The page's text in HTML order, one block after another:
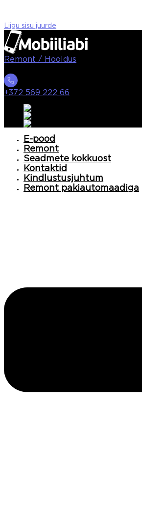
Liigu sisu juurde
Remont / Hooldus
+372 569 222 66
E-pood
Remont
Seadmete kokkuost
Kontaktid
Kindlustusjuhtum
Remont pakiautomaadiga